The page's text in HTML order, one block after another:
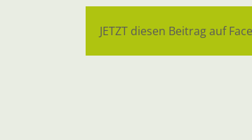
JETZT diesen Beitrag auf